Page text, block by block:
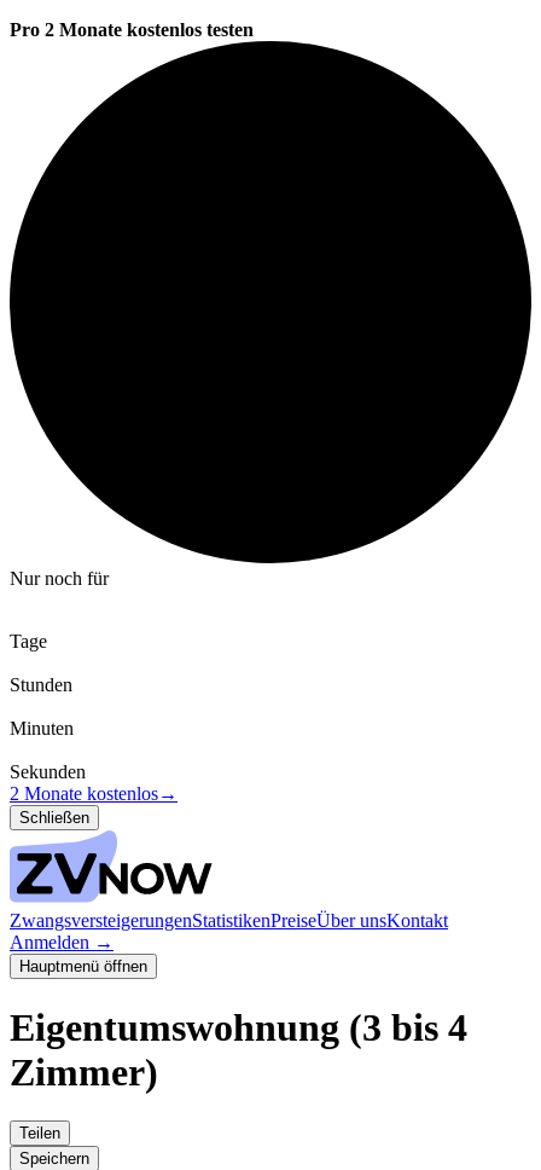
Pro 2 Monate kostenlos testen
Nur noch für
Tage
Stunden
Minuten
Sekunden
2 Monate kostenlos→
Schließen
ZwangsversteigerungenStatistikenPreiseÜber unsKontakt
Anmelden →
Hauptmenü öffnen
Eigentumswohnung (3 bis 4
Zimmer)
Teilen
Speichern